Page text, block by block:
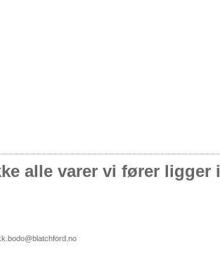
alle varer vi fører ligger i